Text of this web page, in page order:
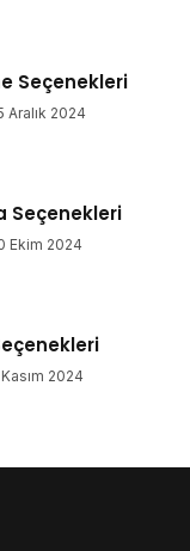
Seçenekleri
Aralık 2024
Seçenekleri
Ekim 2024
2024